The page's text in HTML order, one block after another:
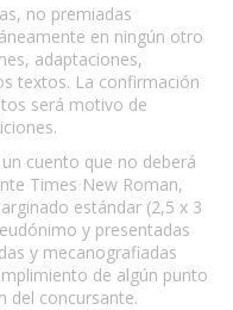
no premiadas
en ningún otro
adaptaciones,
textos. La confirmación
será motivo de
cuento que no deberá
Times New Roman,
estándar (2,5 x 3
y presentadas
y mecanografiadas
de algún punto
del concursante.